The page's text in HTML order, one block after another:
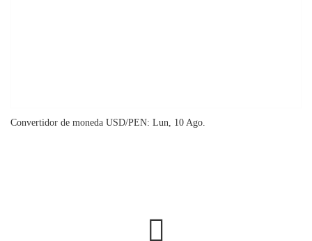
Convertidor de moneda USD/PEN: Lun, 10 Ago.